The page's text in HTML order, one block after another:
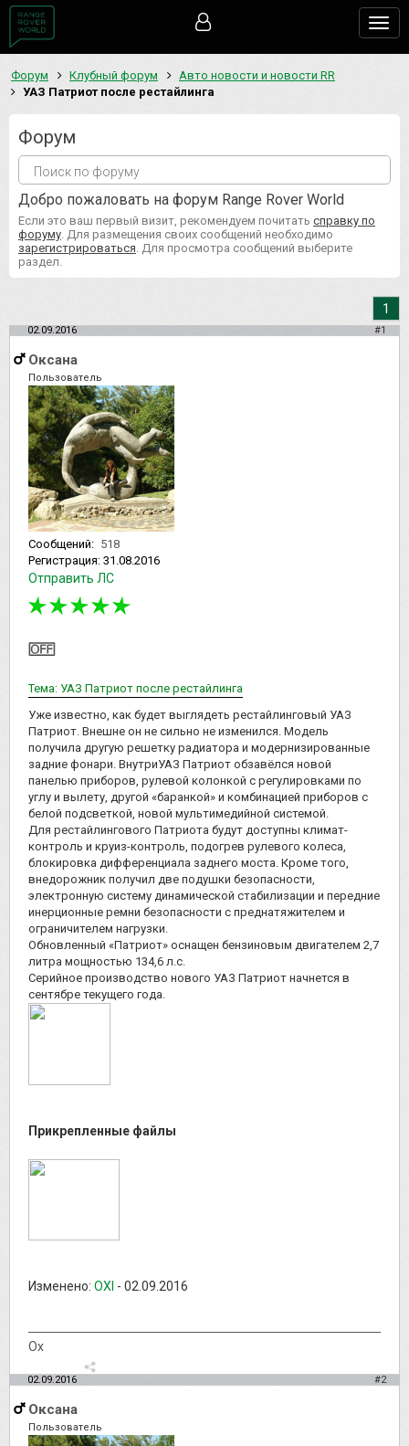
Форум Клубный форум
Авто новости и новости RR
УАЗ Патриот после рестайлинга
Форум
Добро пожаловать на форум Range Rover World
Если это ваш первый визит, рекомендуем почитать справку по
форуму . Для размещения своих сообщений необходимо
зарегистрироваться . Для просмотра сообщений выберите
раздел.
1
02.09.2016 #1
Оксана
Пользователь
Сообщений: 518
Регистрация: 31.08.2016
Отправить ЛС
Тема: УАЗ Патриот после рестайлинга
Уже известно, как будет выглядеть рестайлинговый УАЗ
Патриот. Внешне он не сильно не изменился. Модель
получила другую решетку радиатора и модернизированные
задние фонари. ВнутриУАЗ Патриот обзавёлся новой
панелью приборов, рулевой колонкой с регулировками по
углу и вылету, другой «баранкой» и комбинацией приборов с
белой подсветкой, новой мультимедийной системой.
Для рестайлингового Патриота будут доступны климат-
контроль и круиз-контроль, подогрев рулевого колеса,
блокировка дифференциала заднего моста. Кроме того,
внедорожник получил две подушки безопасности,
электронную систему динамической стабилизации и передние
инерционные ремни безопасности с преднатяжителем и
ограничителем нагрузки.
Обновленный «Патриот» оснащен бензиновым двигателем 2,7
литра мощностью 134,6 л.с.
Серийное производство нового УАЗ Патриот начнется в
сентябре текущего года.
Прикрепленные файлы
Изменено: OXI - 02.09.2016
Ох
02.09.2016 #2
Оксана
Пользователь